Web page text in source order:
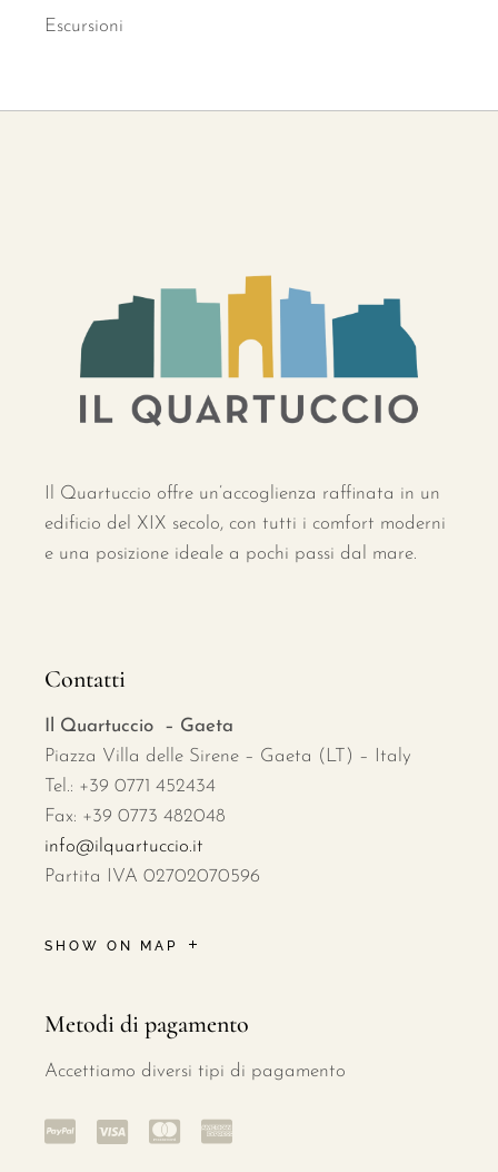
Escursioni
Il Quartuccio offre un’accoglienza raffinata in un
edificio del XIX secolo, con tutti i comfort moderni
e una posizione ideale a pochi passi dal mare.
Contatti
Il Quartuccio – Gaeta
Piazza Villa delle Sirene – Gaeta (LT) – Italy
Tel.: +39 0771 452434
Fax: +39 0773 482048
info@ilquartuccio.it
Partita IVA 02702070596
SHOW ON MAP
Metodi di pagamento
Accettiamo diversi tipi di pagamento